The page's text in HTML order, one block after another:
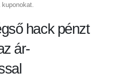
hack pénzt
ár-